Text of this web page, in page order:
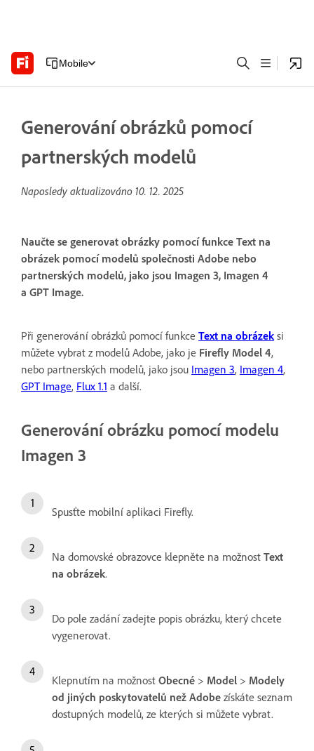
Mobile
Generování obrázků pomocí
partnerských modelů
Naposledy aktualizováno 10. 12. 2025
Naučte se generovat obrázky pomocí funkce Text na
obrázek pomocí modelů společnosti Adobe nebo
partnerských modelů, jako jsou Imagen 3, Imagen 4
a GPT Image.
Při generování obrázků pomocí funkce Text na obrázek si
můžete vybrat z modelů Adobe, jako je Firefly Model 4,
nebo partnerských modelů, jako jsou Imagen 3, Imagen 4,
GPT Image, Flux 1.1 a další.
Generování obrázku pomocí modelu
Imagen 3
Spusťte mobilní aplikaci Firefly.
Na domovské obrazovce klepněte na možnost Text
na obrázek.
Do pole zadání zadejte popis obrázku, který chcete
vygenerovat.
Klepnutím na možnost Obecné > Model > Modely
od jiných poskytovatelů než Adobe získáte seznam
dostupných modelů, ze kterých si můžete vybrat.